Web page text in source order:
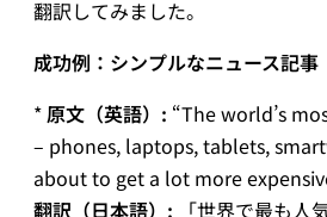
翻訳してみました。
成功例：シンプルなニュース記事
* 原文（英語）: “The world’s
– phones, laptops, tablets,
about to get a lot more
翻訳（日本語）: 「世界で最も人